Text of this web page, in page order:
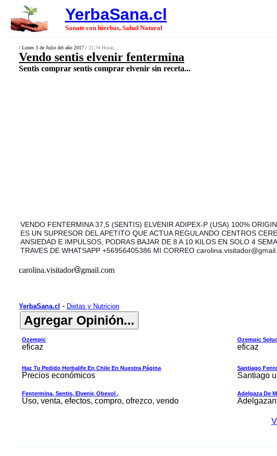
YerbaSana.cl
Sanate con hierbas, Salud Natural
/ Lunes 3 de Julio del año 2017 / 21:34 Horas.
Vendo sentis elvenir fentermina
Sentis comprar sentis comprar elvenir sin receta...
VENDO FENTERMINA 37,5 (SENTIS) ELVENIR ADIPEX-P (USA) 100%
ES UN SUPRESOR DEL APETITO QUE ACTUA REGULANDO CENTROS
ANSIEDAD E IMPULSOS, PODRAS BAJAR DE 8 A 10 KILOS EN SOLO 4
TRAVES DE WHATSAPP +56956405386 MI CORREO
carolina.visitador gmail.com
YerbaSana.cl - Dietas y Nutricion
Ozempic
eficaz
Ozempic
eficaz
Haz Tu Pedido Herbalife En Chile En Nuestra Página
Precios económicos
Santiago
Santiago
Fentermina, Sentis, Elvenir, Obexol ,
Uso, venta, efectos, compro, ofrezco, vendo
Adelgaza De